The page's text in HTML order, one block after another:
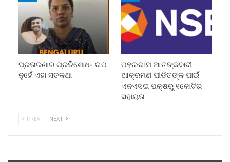
ପ୍ରତାରଣାର ପ୍ରତିଶୋଧ- ଗପ
ନୁହେଁ ଏହା ସତକଥା
ପହଲଗାମ ଆତଙ୍କବାଦୀ
ଆକ୍ରମଣ ପୀଡିତଙ୍କ ପାଇଁ
ଏନଏସଇ ପକ୍ଷରୁ ୧କୋଟିର
ସହାୟତା
PREV NEXT